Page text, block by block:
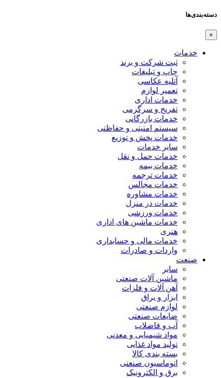
دسته‌بندی‌ها
×
خدمات
ثبت شرکت و برند
چاپ و تبلیغات
آتلیه عکاسی
تعمیر لوازم
خدمات اداری
تفریح و سرگرمی
خدمات بازرگانی
سیستم امنیتی و حفاظتی
خدمات پخش و توزیع
سایر خدمات
خدمات حمل و نقل
خدمات بیمه
خدمات ترجمه
خدمات مجالس
خدمات مشاوره
خدمات در منزل
خدمات ورزشی
خدمات ماشین های اداری
هنری
خدمات مالی و حسابداری
واردات و صادرات
صنعت
سایر
ماشین آلات صنعتی
آهن آلات و فلزات
ابزار و یراق
لوازم صنعتی
ضایعات صنعتی
آب و فاضلاب
مواد شیمیایی و معدنی
تولید مواد غذایی
بسته بندی کالا
اتوماسیون صنعتی
برق و الکترونیک